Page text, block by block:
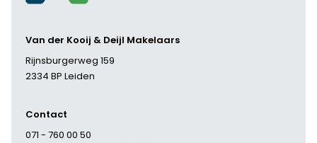
Van der Kooij & Deijl Makelaars
Rijnsburgerweg 159
2334 BP Leiden
Contact
071 - 760 00 50